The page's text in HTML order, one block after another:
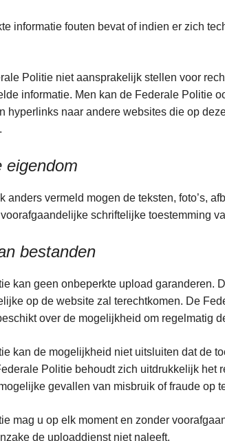
informatie fouten bevat of indien er zich
Politie niet aansprakelijk stellen voor
informatie. Men kan de Federale Politie
hyperlinks naar andere websites die op
eigendom
anders vermeld mogen de teksten, foto’s,
schriftelijke toestemming
bestanden
kan geen onbeperkte upload garanderen.
op de website zal terechtkomen. De
over de mogelijkheid om regelmatig
kan de mogelijkheid niet uitsluiten dat de
Politie behoudt zich uitdrukkelijk het
gevallen van misbruik of fraude op
mag u op elk moment en zonder
inzake de uploaddienst niet naleeft.